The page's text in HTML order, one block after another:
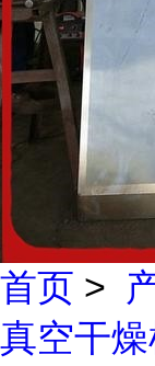
首页 >
真空干